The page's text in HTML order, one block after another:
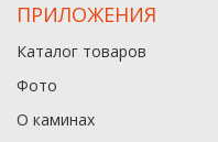
ПРИЛОЖЕНИЯ
Каталог товаров
Фото
О каминах